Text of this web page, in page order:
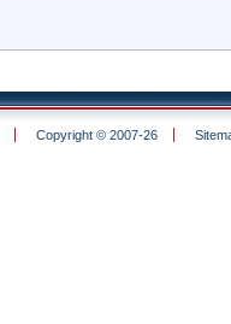
Copyright © 2007-26